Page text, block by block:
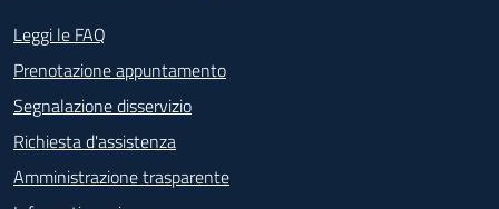
Footer - Contatti
Leggi le FAQ
Prenotazione appuntamento
Segnalazione disservizio
Richiesta d'assistenza
Amministrazione trasparente